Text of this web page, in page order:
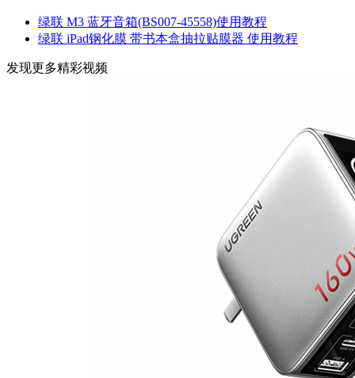
绿联 M3 蓝牙音箱(BS007-45558)使用教程
绿联 iPad钢化膜 带书本盒抽拉贴膜器 使用教程
发现更多精彩视频